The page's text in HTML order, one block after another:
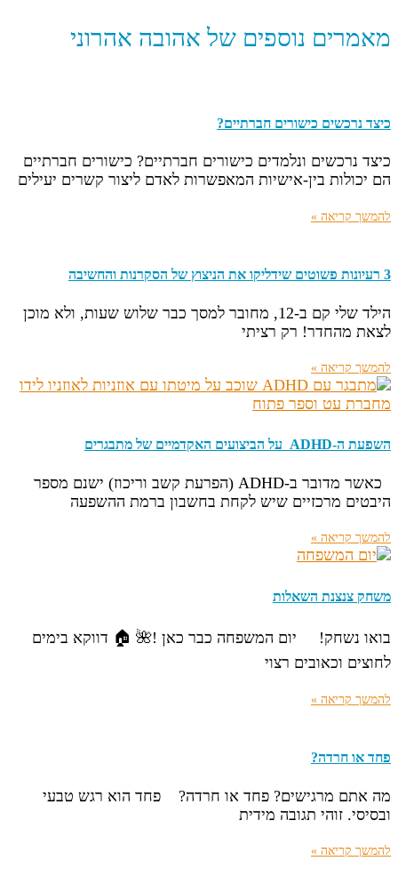
מאמרים נוספים של אהובה אהרוני
כיצד נרכשים כישורים חברתיים?
כיצד נרכשים ונלמדים כישורים חברתיים? כישורים חברתיים
הם יכולות בין-אישיות המאפשרות לאדם ליצור קשרים יעילים
להמשך קריאה »
3 רעיונות פשוטים שידליקו את הניצוץ של הסקרנות והחשיבה
הילד שלי קם ב-12, מחובר למסך כבר שלוש שעות, ולא מוכן
לצאת מהחדר! רק רציתי
להמשך קריאה »
השפעת ה-ADHD על הביצועים האקדמיים של מתבגרים
כאשר מדובר ב-ADHD (הפרעת קשב וריכוז) ישנם מספר
היבטים מרכזיים שיש לקחת בחשבון ברמת ההשפעה
להמשך קריאה »
משחק צנצנת השאלות
בואו נשחק! יום המשפחה כבר כאן !🌺 🏠 דווקא בימים
לחוצים וכאובים רצוי
להמשך קריאה »
פחד או חרדה?
מה אתם מרגישים? פחד או חרדה? פחד הוא רגש טבעי
ובסיסי. זוהי תגובה מידית
להמשך קריאה »